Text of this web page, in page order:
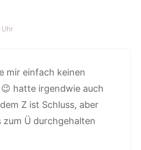
mir einfach keinen
hatte irgendwie auch
Z ist Schluss, aber
Ü durchgehalten